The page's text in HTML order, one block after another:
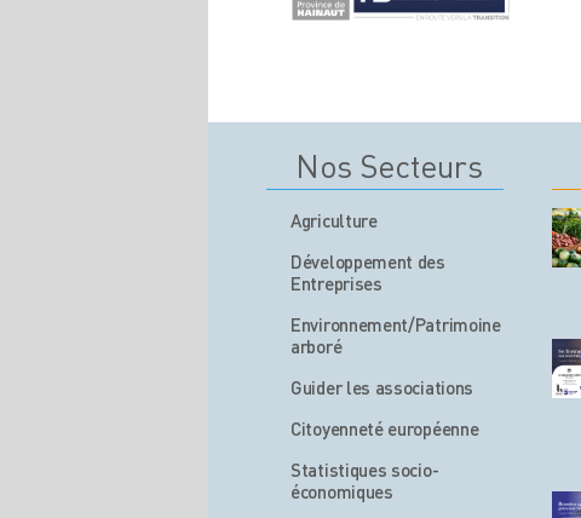
Nos Secteurs
Agriculture
Développement des
Entreprises
Environnement/Patrimoine
arboré
Guider les associations
Citoyenneté européenne
Statistiques socio-
économiques